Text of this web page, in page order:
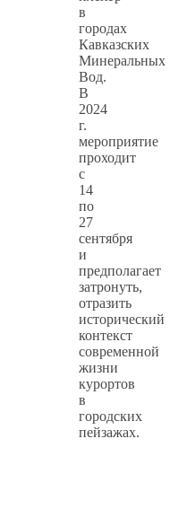
в
городах
Кавказских
Минеральных
Вод.
В
2024
г.
мероприятие
проходит
с
14
по
27
сентября
и
предполагает
затронуть,
отразить
исторический
контекст
современной
жизни
курортов
в
городских
пейзажах.